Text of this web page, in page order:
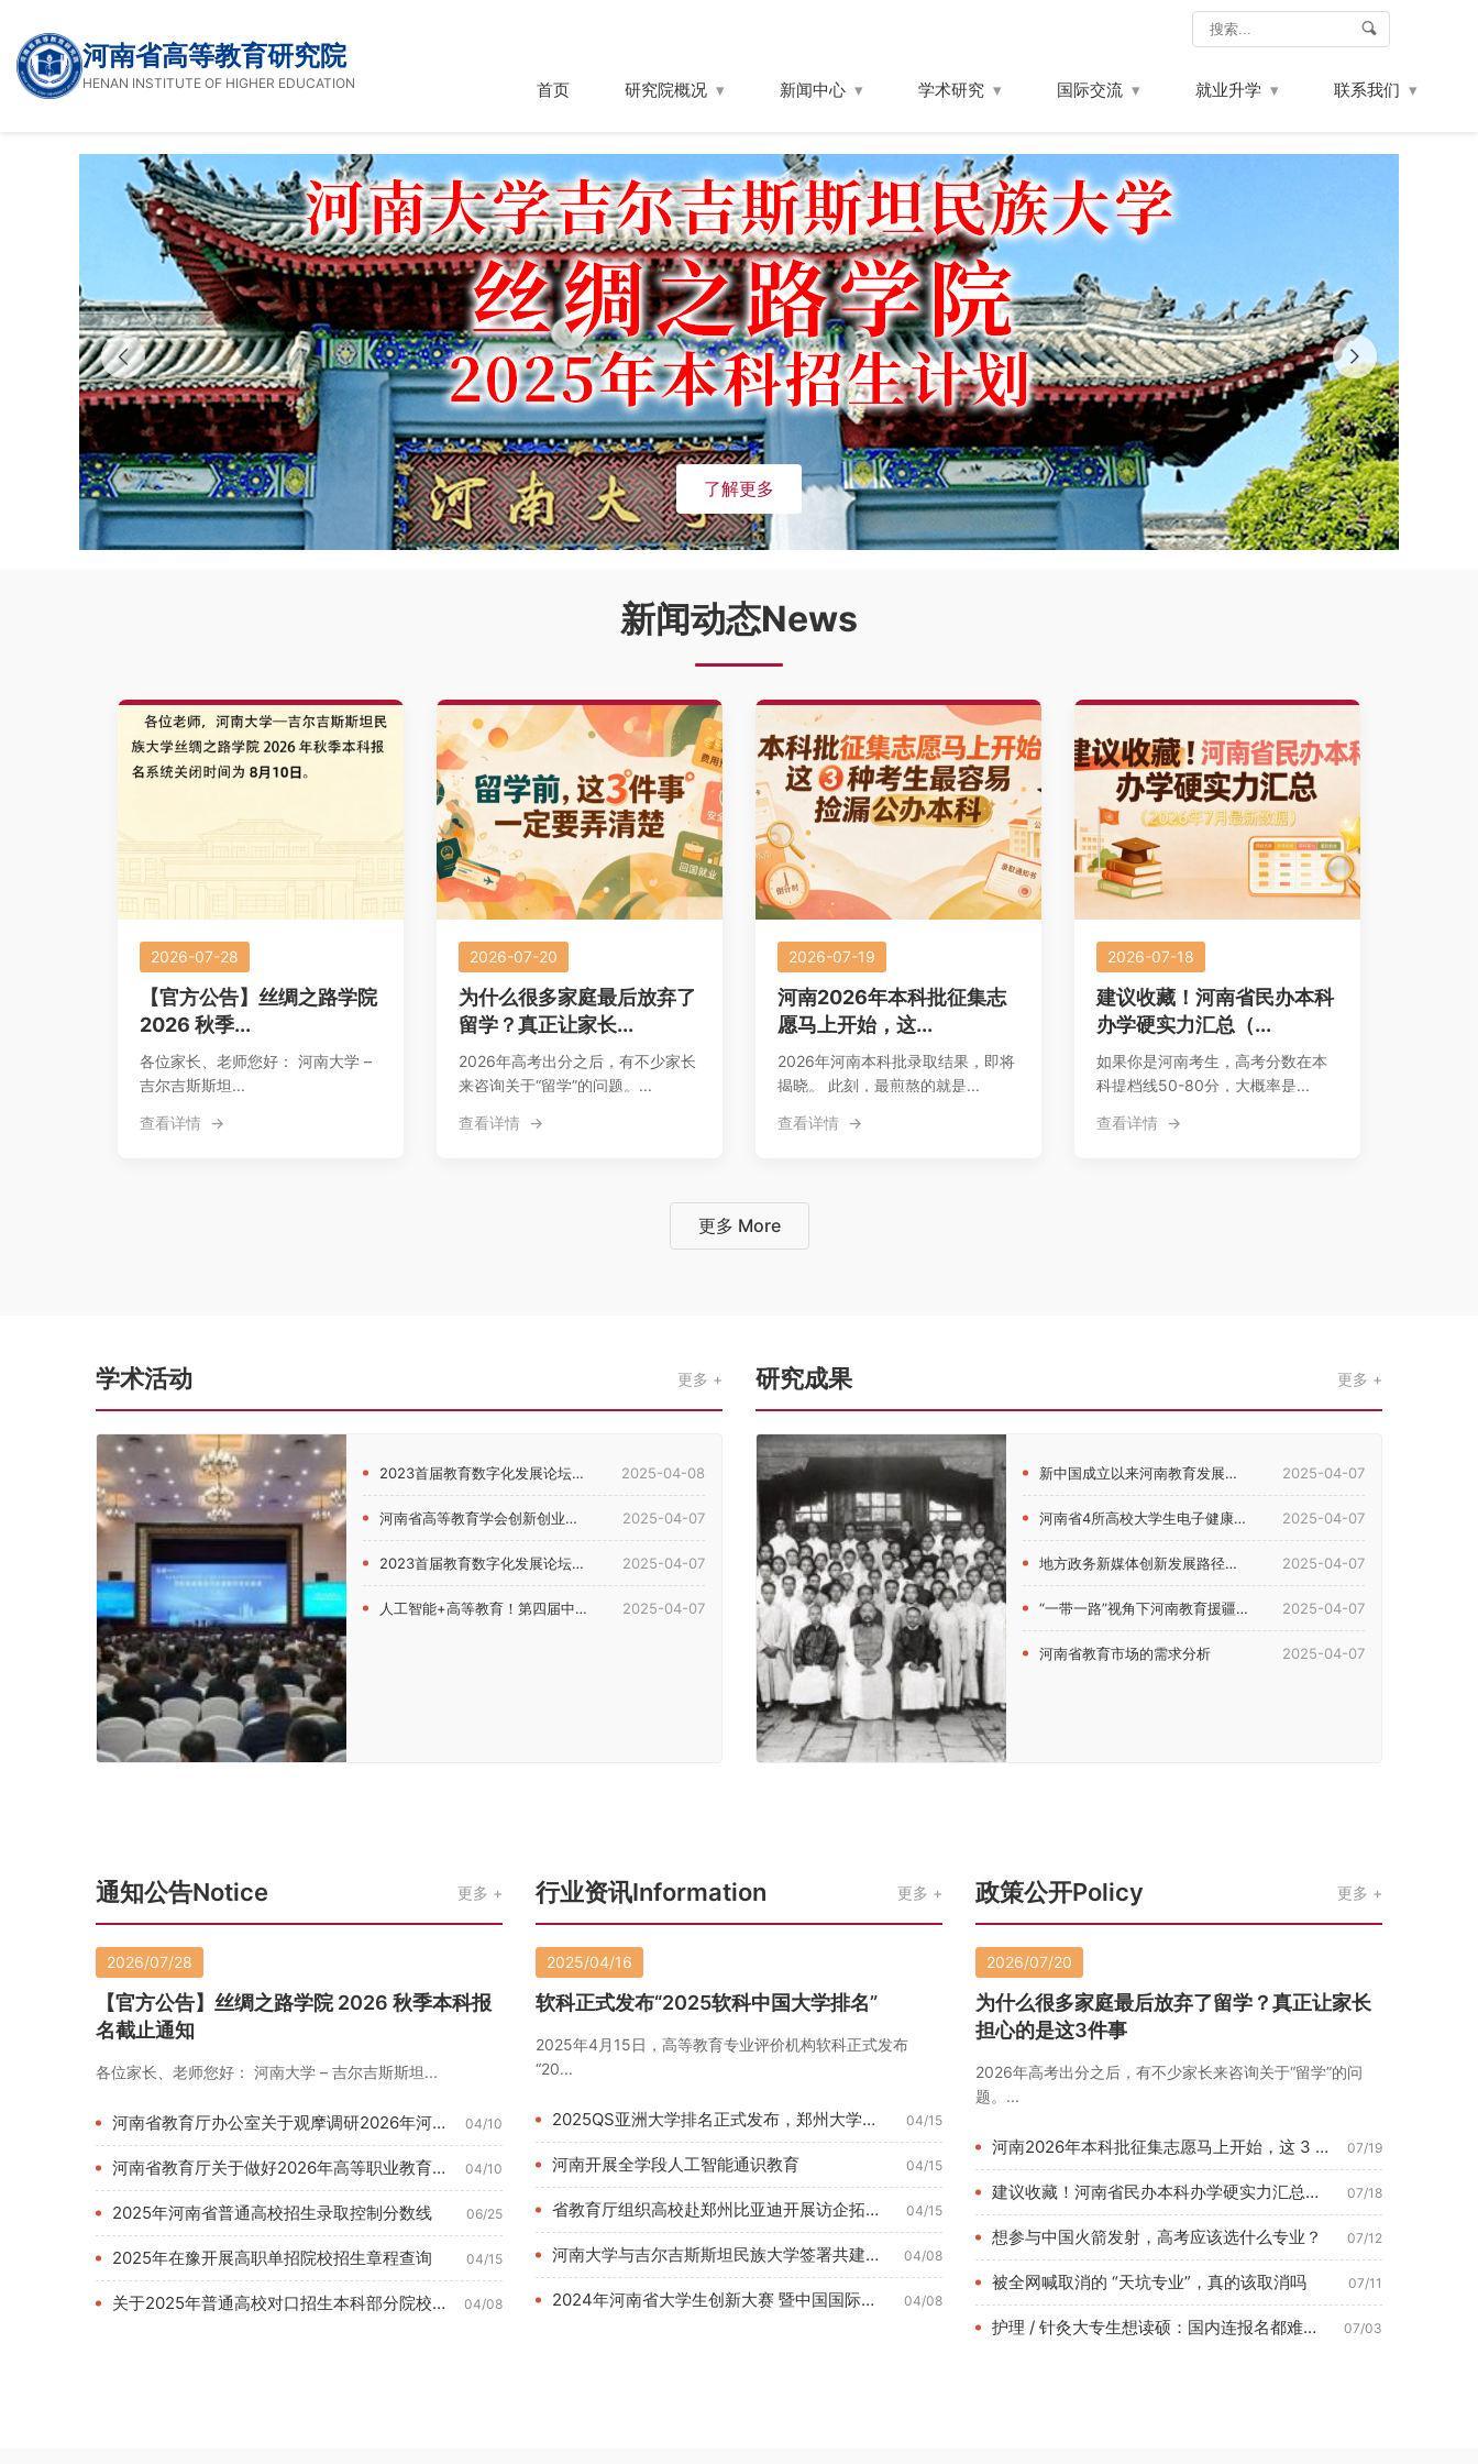
河南省高等教育研究院
HENAN INSTITUTE OF HIGHER EDUCATION 首页 研究院概况 新闻中心 学术研究 国际交流 就业升学 联系我们
了解更多
新闻动态News
2026-07-28
【官方公告】丝绸之路学院
2026 秋季...
各位家长、老师您好： 河南大学 –
吉尔吉斯斯坦...
查看详情
2026-07-20
为什么很多家庭最后放弃了
留学？真正让家长...
2026年高考出分之后，有不少家长
来咨询关于“留学”的问题。...
查看详情
2026-07-19
河南2026年本科批征集志
愿马上开始，这...
2026年河南本科批录取结果，即将
揭晓。 此刻，最煎熬的就是...
查看详情
2026-07-18
建议收藏！河南省民办本科
办学硬实力汇总（...
如果你是河南考生，高考分数在本
科提档线50-80分，大概率是...
查看详情
更多 More
学术活动 更多
2023首届教育数字化发展论坛在郑州举行 2025-04-08
河南省高等教育学会创新创业教育分会2024年理事会暨学术年会... 2025-04-07
2023首届教育数字化发展论坛在河南郑州举行 2025-04-07
人工智能+高等教育！第四届中原高等教育（国际）论坛在郑召开 2025-04-07
研究成果 更多
新中国成立以来河南教育发展的历史脉络考察 2025-04-07
河南省4所高校大学生电子健康素养现状及影响因素研究 2025-04-07
地方政务新媒体创新发展路径研究——以河南省教育厅新媒体为例 2025-04-07
“一带一路”视角下河南教育援疆问题研究 2025-04-07
河南省教育市场的需求分析 2025-04-07
通知公告Notice 更多
2026/07/28
【官方公告】丝绸之路学院 2026 秋季本科报
名截止通知
各位家长、老师您好： 河南大学 – 吉尔吉斯斯坦...
河南省教育厅办公室关于观摩调研2026年河南教育博览会的通知... 04/10
河南省教育厅关于做好2026年高等职业教育单独考试招生和技能... 04/10
2025年河南省普通高校招生录取控制分数线 06/25
2025年在豫开展高职单招院校招生章程查询 04/15
关于2025年普通高校对口招生本科部分院校征集志愿的通知 04/08
行业资讯Information 更多
2025/04/16
软科正式发布“2025软科中国大学排名”
2025年4月15日，高等教育专业评价机构软科正式发布
“20...
2025QS亚洲大学排名正式发布，郑州大学位列180名 04/15
河南开展全学段人工智能通识教育 04/15
省教育厅组织高校赴郑州比亚迪开展访企拓岗调研活动 04/15
河南大学与吉尔吉斯斯坦民族大学签署共建丝路学院合作协议 04/08
2024年河南省大学生创新大赛 暨中国国际大学生创新大赛河南... 04/08
政策公开Policy 更多
2026/07/20
为什么很多家庭最后放弃了留学？真正让家长
担心的是这3件事
2026年高考出分之后，有不少家长来咨询关于“留学”的问
题。...
河南2026年本科批征集志愿马上开始，这 3 种考生最容易捡... 07/19
建议收藏！河南省民办本科办学硬实力汇总（2026年7月最新数... 07/18
想参与中国火箭发射，高考应该选什么专业？ 07/12
被全网喊取消的 “天坑专业”，真的该取消吗 07/11
护理 / 针灸大专生想读硕：国内连报名都难？这条路 1 年即... 07/03